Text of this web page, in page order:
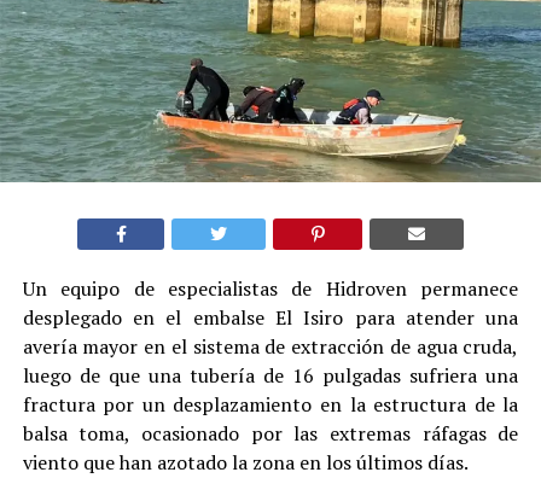
Un equipo de especialistas de Hidroven permanece
desplegado en el embalse El Isiro para atender una
avería mayor en el sistema de extracción de agua cruda,
luego de que una tubería de 16 pulgadas sufriera una
fractura por un desplazamiento en la estructura de la
balsa toma, ocasionado por las extremas ráfagas de
viento que han azotado la zona en los últimos días.